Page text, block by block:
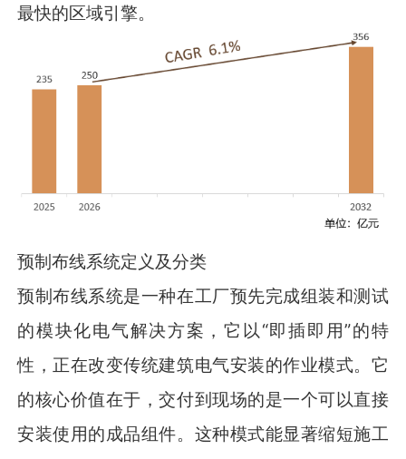
最快的区域引擎。
预制布线系统定义及分类
预制布线系统是一种在工厂预先完成组装和测试
的模块化电气解决方案，它以“即插即用”的特
性，正在改变传统建筑电气安装的作业模式。它
的核心价值在于，交付到现场的是一个可以直接
安装使用的成品组件。这种模式能显著缩短施工